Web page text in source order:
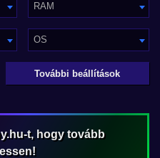
RAM
OS
További beállítások
t, hogy tovább